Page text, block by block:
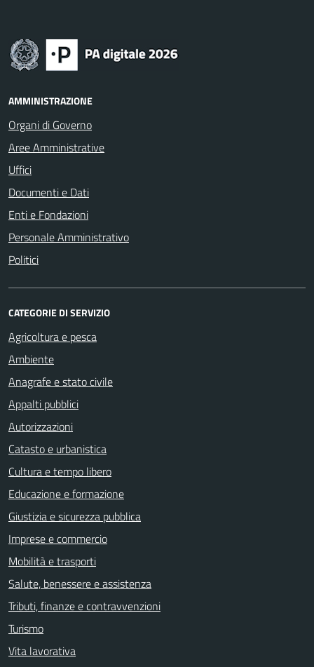
AMMINISTRAZIONE
Organi di Governo
Aree Amministrative
Uffici
Documenti e Dati
Enti e Fondazioni
Personale Amministrativo
Politici
CATEGORIE DI SERVIZIO
Agricoltura e pesca
Ambiente
Anagrafe e stato civile
Appalti pubblici
Autorizzazioni
Catasto e urbanistica
Cultura e tempo libero
Educazione e formazione
Giustizia e sicurezza pubblica
Imprese e commercio
Mobilità e trasporti
Salute, benessere e assistenza
Tributi, finanze e contravvenzioni
Turismo
Vita lavorativa